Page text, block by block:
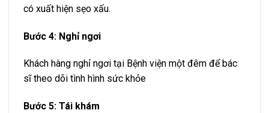
có xuất hiện sẹo xấu.
Bước 4: Nghỉ ngơi
Khách hàng nghỉ ngơi tại Bệnh viện một đêm để bác
sĩ theo dõi tình hình sức khỏe
Bước 5: Tái khám